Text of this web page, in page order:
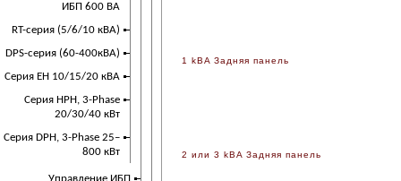
ИБП 600 ВА
RT-серия (5/6/10 кВА)
DPS-серия (60-400кВА)
Серия EH 10/15/20 кВА
Серия HPH, 3-Phase
20/30/40 кВт
Серия DPH, 3-Phase 25–
800 кВт
1 kBA Задняя панель
2 или 3 kBA Задняя панель